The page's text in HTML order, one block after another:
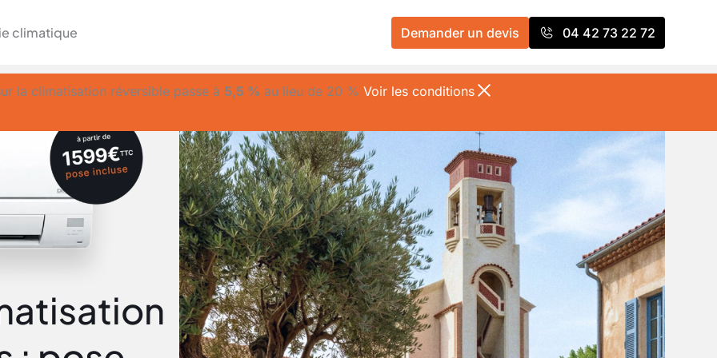
la climatisation réversible passe à 5,5 % au lieu de 20 % Voir les conditions
climatique Demander un devis 04 42 73 22 72